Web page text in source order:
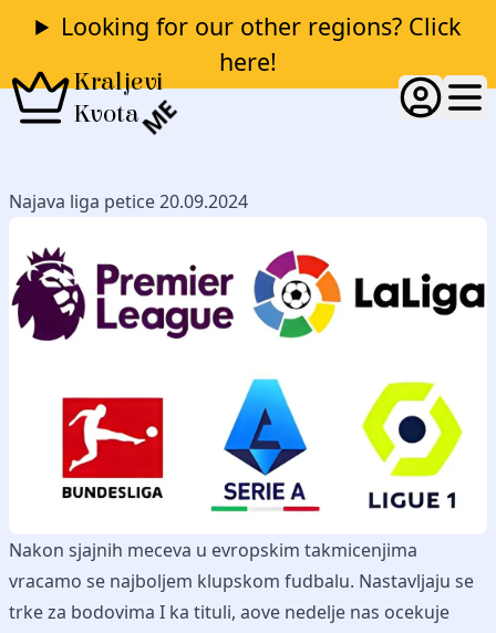
Looking for our other regions? Click
here!
Kraljevi
KvotaME
Najava liga petice 20.09.2024
Nakon sjajnih meceva u evropskim takmicenjima
vracamo se najboljem klupskom fudbalu. Nastavljaju se
trke za bodovima I ka tituli, aove nedelje nas ocekuje